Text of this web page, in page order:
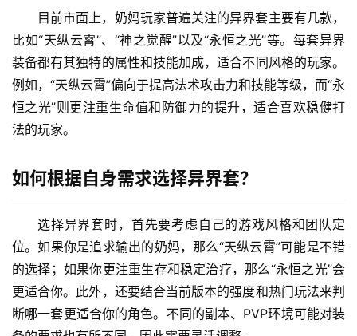
目前市面上，奶妈玩家普遍关注的异界套主要有几款，
比如“天纵云霄”、“神之觉醒”以及“永恒之光”等。每套异界
装备都有其独特的属性和技能加成，适合不同风格的玩家。
例如，“天纵云霄”偏向于提高法术攻击力和技能等级，而“永
恒之光”则更注重生命值和防御力的提升，适合喜欢稳健打
法的玩家。
如何根据自身需求选择异界套？
选择异界套时，首先要考虑自己的游戏风格和团队定
位。如果你是追求输出的奶妈，那么“天纵云霄”可能是不错
的选择；如果你更注重生存和稳定治疗，那么“永恒之光”会
更适合你。此外，还要结合当前版本的强度和热门玩法来判
断哪一套更适合你的角色。不同的副本、PVP环境可能对装